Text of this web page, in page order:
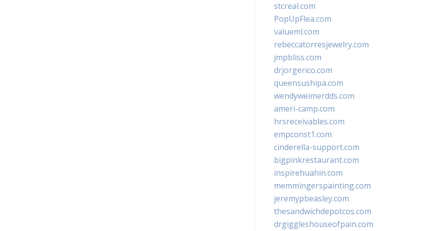
stcreal.com
PopUpFlea.com
valueml.com
rebeccatorresjewelry.com
jmpbliss.com
drjorgerico.com
queensushipa.com
wendyweimerdds.com
ameri-camp.com
hrsreceivables.com
empconst1.com
cinderella-support.com
bigpinkrestaurant.com
inspirehuahin.com
memmingerspainting.com
jeremypbeasley.com
thesandwichdepotcos.com
drgiggleshouseofpain.com